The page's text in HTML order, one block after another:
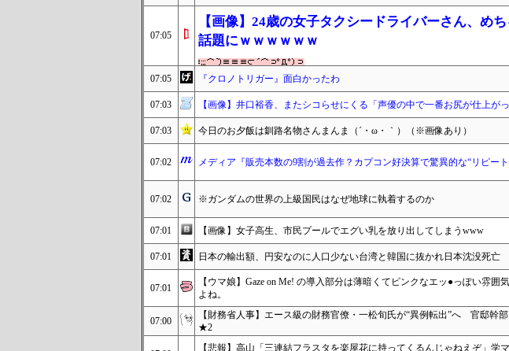
07:05
【画像】24歳の女子タクシードライバーさん、め
話題にｗｗｗｗｗｗ
07:05 『クロノトリガー』面白かったわ
07:03 【画像】井口裕香、またシコらせにくる「声優の中で一番お尻が仕上が
07:03 今日のお夕飯は釧路名物さんまんま（´・ω・｀）（※画像あり）
07:02 メディア『販売本数の9割が過去作？カプコン好決算で驚異的な“リピート
07:02 ※ガンダムの世界の上級国民はなぜ地球に執着するのか
07:01 【画像】女子高生、市民プールでエグい乳を放り出してしまうwww
07:01 日本の輸出額、円安なのに人口少ない台湾と韓国に抜かれ日本沈没死亡
07:01
【ウマ娘】Gaze on Me! の導入部分は薄暗くてピンクなエッ●っぽい雰囲
よね。
07:00
【財務省人事】エース級の財務官僚・一松旬氏が“異例転出”へ 官邸幹部
★2
【悲報】高山「三連結フラスタを楽屋花に持ってくるんじゃねえぞ」学